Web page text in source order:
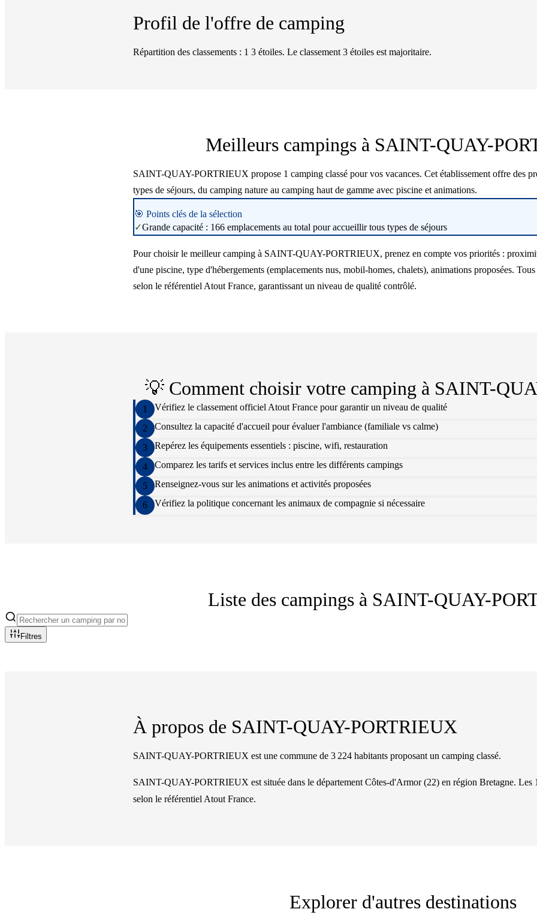
Profil de l'offre de camping
Répartition des classements : 1 3 étoiles. Le classement 3 étoiles est majoritaire.
Meilleurs campings à SAINT-QUAY-
SAINT-QUAY-PORTRIEUX propose 1 camping classé pour vos vacances. Cet établissement offre des
types de séjours, du camping nature au camping haut de gamme avec piscine et animations.
🎯 Points clés de la sélection
✓Grande capacité : 166 emplacements au total pour accueillir tous types de séjours
Pour choisir le meilleur camping à SAINT-QUAY-PORTRIEUX, prenez en compte vos priorités :
d'une piscine, type d'hébergements (emplacements nus, mobil-homes, chalets), animations proposées. Tous
selon le référentiel Atout France, garantissant un niveau de qualité contrôlé.
💡 Comment choisir votre camping à SAINT-
1 Vérifiez le classement officiel Atout France pour garantir un niveau de qualité
2 Consultez la capacité d'accueil pour évaluer l'ambiance (familiale vs calme)
3 Repérez les équipements essentiels : piscine, wifi, restauration
4 Comparez les tarifs et services inclus entre les différents campings
5 Renseignez-vous sur les animations et activités proposées
6 Vérifiez la politique concernant les animaux de compagnie si nécessaire
Liste des campings à SAINT-QUAY-
Filtres
À propos de SAINT-QUAY-PORTRIEUX
SAINT-QUAY-PORTRIEUX est une commune de 3 224 habitants proposant un camping classé.
SAINT-QUAY-PORTRIEUX est située dans le département Côtes-d'Armor(22) en région Bretagne. Les 1
selon le référentiel Atout France.
Explorer d'autres destinations